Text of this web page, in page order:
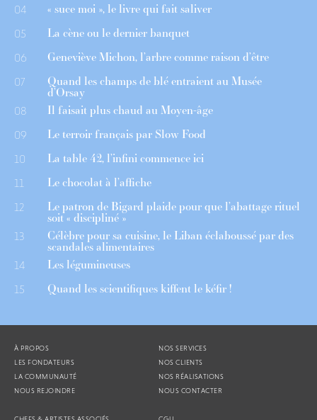
04 « suce moi », le livre qui fait saliver
05 La cène ou le dernier banquet
06 Geneviève Michon, l’arbre comme raison d’être
07 Quand les champs de blé entraient au Musée
d’Orsay
08 Il faisait plus chaud au Moyen-âge
09 Le terroir français par Slow Food
10 La table 42, l’infini commence ici
11 Le chocolat à l’affiche
12 Le patron de Bigard plaide pour que l’abattage rituel
soit « discipliné »
13 Célèbre pour sa cuisine, le Liban éclaboussé par des
scandales alimentaires
14 Les légumineuses
15 Quand les scientifiques kiffent le kéfir !
À PROPOS
LES FONDATEURS
LA COMMUNAUTÉ
NOUS REJOINDRE
NOS SERVICES
NOS CLIENTS
NOS RÉALISATIONS
NOUS CONTACTER